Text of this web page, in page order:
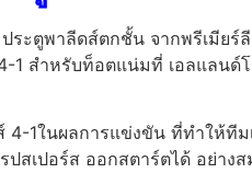
ระตูพาลีดส์ตกชั้น จากพรีเมีย
1 สําหรับท็อตแน่มที่ เอลแล
1ในผลการแข่งขัน ที่ทําให้ที
ปสเปอร์ส ออกสตาร์ตได้ อย่า